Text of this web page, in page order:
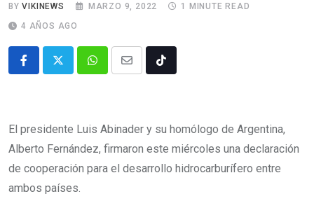
BYVIKINEWS MARZO 9, 2022
1 MINUTE READ
4 AÑOS AGO
El presidente Luis Abinader y su homólogo de Argentina,
Alberto Fernández, firmaron este miércoles una declaración
de cooperación para el desarrollo hidrocarburífero entre
ambos países.